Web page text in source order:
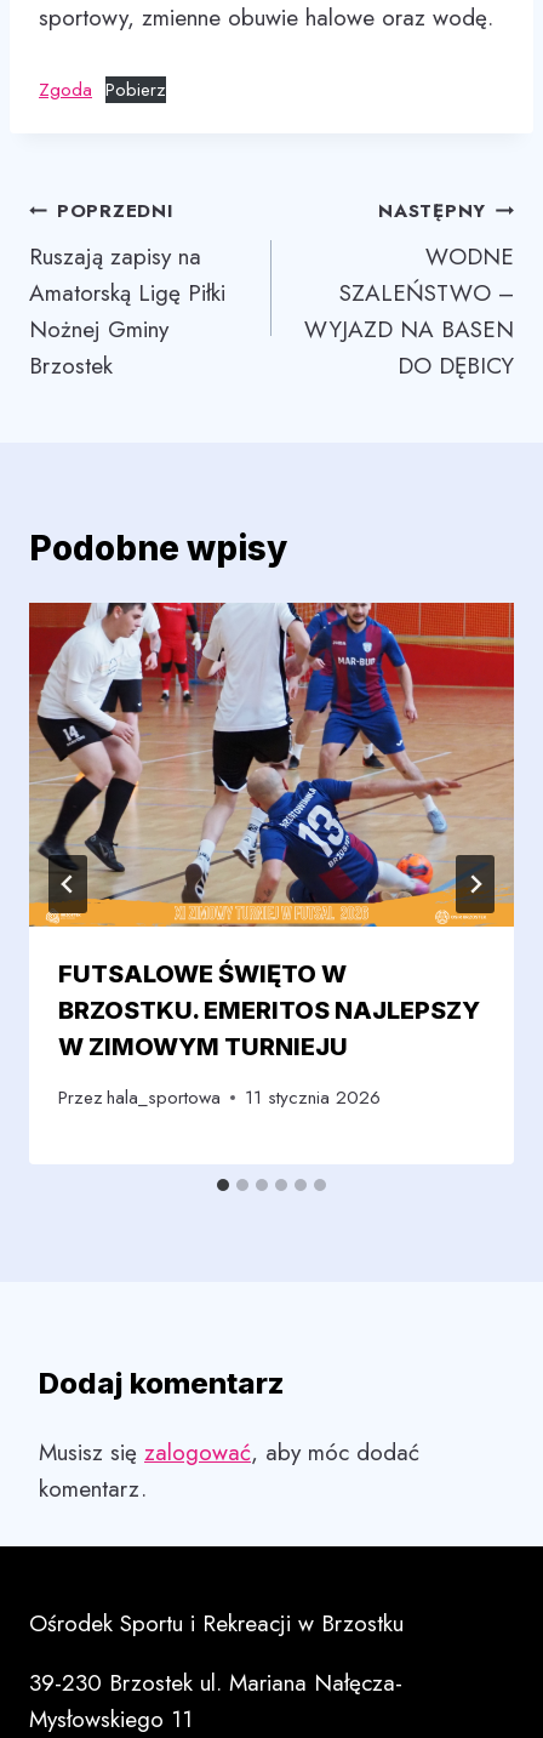
sportowy, zmienne obuwie halowe oraz wodę.
Zgoda Pobierz
Nawigacja
wpisu
POPRZEDNI
Ruszają zapisy na
Amatorską Ligę Piłki
Nożnej Gminy
Brzostek
NASTĘPNY
WODNE
SZALEŃSTWO –
WYJAZD NA BASEN
DO DĘBICY
Podobne wpisy
FUTSALOWE ŚWIĘTO W
BRZOSTKU. EMERITOS NAJLEPSZY
W ZIMOWYM TURNIEJU
Przezhala_sportowa 11 stycznia 2026
Dodaj komentarz
Musisz się zalogować, aby móc dodać
komentarz.
Ośrodek Sportu i Rekreacji w Brzostku
39-230 Brzostek ul. Mariana Nałęcza-
Mysłowskiego 11